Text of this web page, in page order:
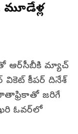
మూడేళ్ల
ఆర్‌సీబీకి మ్యాచ్
వికెట్ కీపర్ దినేశ్
జరిగే
ఓవర్‌లో